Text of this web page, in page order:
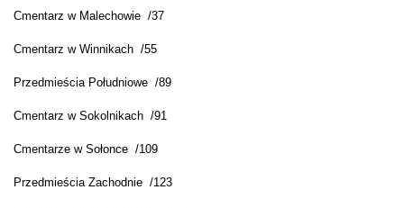
Cmentarz w Malechowie /37
Cmentarz w Winnikach /55
Przedmieścia Południowe /89
Cmentarz w Sokolnikach /91
Cmentarze w Sołonce /109
Przedmieścia Zachodnie /123